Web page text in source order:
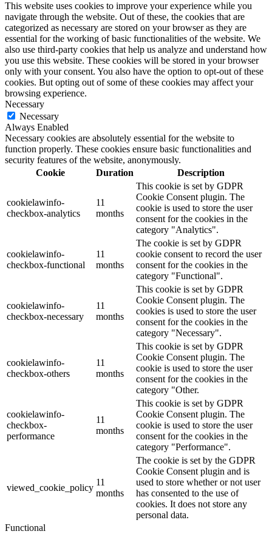
This website uses cookies to improve your experience while you
navigate through the website. Out of these, the cookies that are
categorized as necessary are stored on your browser as they are
essential for the working of basic functionalities of the website. We
also use third-party cookies that help us analyze and understand how
you use this website. These cookies will be stored in your browser
only with your consent. You also have the option to opt-out of these
cookies. But opting out of some of these cookies may affect your
browsing experience.
Necessary
Necessary
Always Enabled
Necessary cookies are absolutely essential for the website to
function properly. These cookies ensure basic functionalities and
security features of the website, anonymously.
Cookie
Duration Description
cookielawinfo-
checkbox-analytics
11
months
This cookie is set by GDPR
Cookie Consent plugin. The
cookie is used to store the user
consent for the cookies in the
category "Analytics".
cookielawinfo-
checkbox-functional
11
months
The cookie is set by GDPR
cookie consent to record the user
consent for the cookies in the
category "Functional".
cookielawinfo-
checkbox-necessary
11
months
This cookie is set by GDPR
Cookie Consent plugin. The
cookies is used to store the user
consent for the cookies in the
category "Necessary".
cookielawinfo-
checkbox-others
11
months
This cookie is set by GDPR
Cookie Consent plugin. The
cookie is used to store the user
consent for the cookies in the
category "Other.
cookielawinfo-
checkbox-
performance
11
months
This cookie is set by GDPR
Cookie Consent plugin. The
cookie is used to store the user
consent for the cookies in the
category "Performance".
viewed_cookie_policy
11
months
The cookie is set by the GDPR
Cookie Consent plugin and is
used to store whether or not user
has consented to the use of
cookies. It does not store any
personal data.
Functional